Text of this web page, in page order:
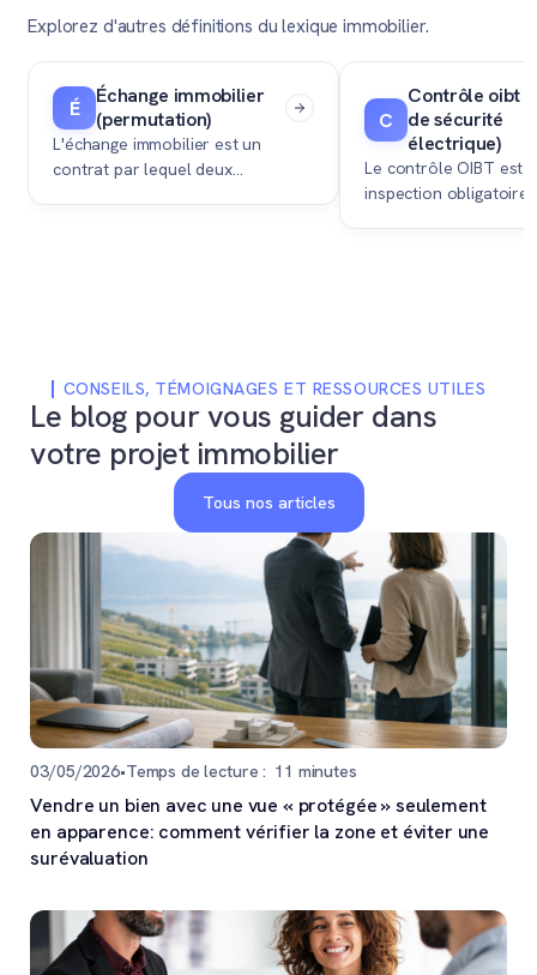
Explorez d'autres définitions du lexique immobilier.
É
Échange immobilier
(permutation)
L'échange immobilier est un
contrat par lequel deux
C
Contrôle oibt
de sécurité
électrique)
Le contrôle OIBT est
inspection obligatoire
CONSEILS, TÉMOIGNAGES ET RESSOURCES UTILES
Le blog pour vous guider dans
votre projet immobilier
Tous nos articles
03/05/2026•Temps de lecture : 11 minutes
Vendre un bien avec une vue « protégée » seulement
en apparence: comment vérifier la zone et éviter une
surévaluation